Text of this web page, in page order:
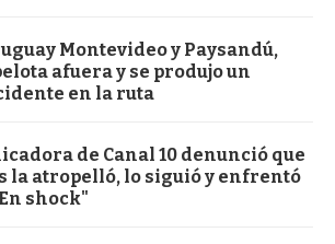
Montevideo y Paysandú,
afuera y se produjo un
en la ruta
de Canal 10 denunció que
la atropelló, lo siguió y enfrentó
shock"